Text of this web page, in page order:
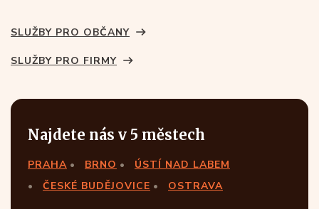
SLUŽBY PRO OBČANY
SLUŽBY PRO FIRMY
Najdete nás v 5 městech
PRAHA BRNO
ÚSTÍ NAD LABEM
ČESKÉ BUDĚJOVICE
OSTRAVA